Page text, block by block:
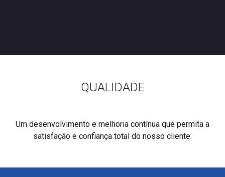
QUALIDADE
Um desenvolvimento e melhoria contínua que permita a
satisfação e confiança total do nosso cliente.